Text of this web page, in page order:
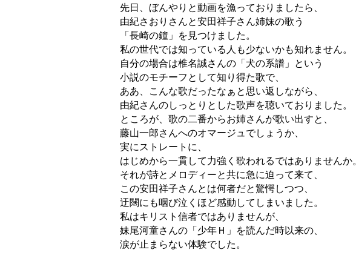
先日、ぼんやりと動画を漁っておりましたら、
由紀さおりさんと安田祥子さん姉妹の歌う
「長崎の鐘」を見つけました。
私の世代では知っている人も少ないかも知れません。
自分の場合は椎名誠さんの「犬の系譜」という
小説のモチーフとして知り得た歌で、
ああ、こんな歌だったなぁと思い返しながら、
由紀さんのしっとりとした歌声を聴いておりました。
ところが、歌の二番からお姉さんが歌い出すと、
藤山一郎さんへのオマージュでしょうか、
実にストレートに、
はじめから一貫して力強く歌われるではありませんか。
それが詩とメロディーと共に急に迫って来て、
この安田祥子さんとは何者だと驚愕しつつ、
迂闊にも咽び泣くほど感動してしまいました。
私はキリスト信者ではありませんが、
妹尾河童さんの「少年Ｈ」を読んだ時以来の、
涙が止まらない体験でした。